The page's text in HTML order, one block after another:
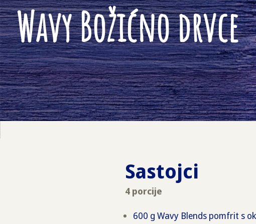
Wavy Božićno drvce
Sastojci
4 porcije
600 g Wavy Blends pomfrit s